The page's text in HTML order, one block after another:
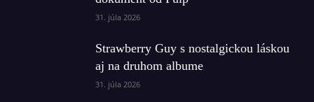
31. júla 2026
Strawberry Guy s nostalgickou láskou
aj na druhom albume
31. júla 2026